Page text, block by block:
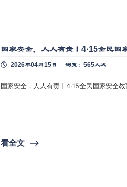
国家安全，人人有责丨4·15全民国
2026年04月15日 浏览：565人次
国家安全，人人有责丨4·15全民国家安全教
看全文 ⟶